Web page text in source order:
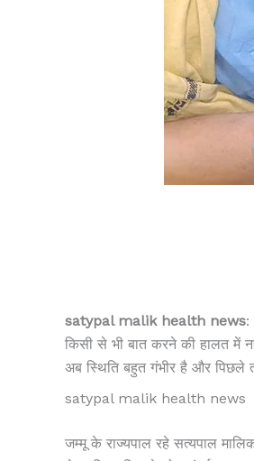
satypal malik health news:
किसी से भी बात करने की हालत में
अब स्थिति बहुत गंभीर है और पिछले
satypal malik health news
जम्मू के राज्यपाल रहे सत्यपाल